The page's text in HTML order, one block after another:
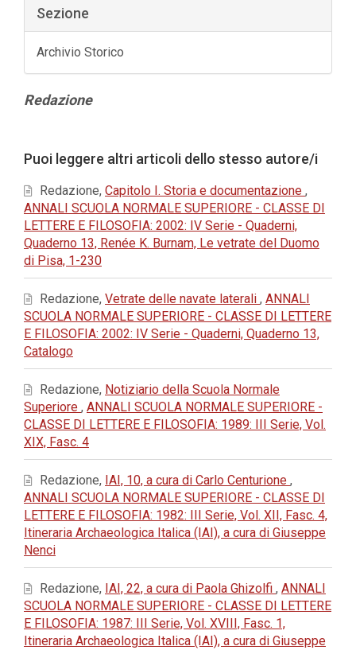
Sezione
Archivio Storico
Contenuto
Redazione
dell'articolo
Puoi leggere altri articoli dello stesso autore/i
Redazione, Capitolo I. Storia e documentazione ,
ANNALI SCUOLA NORMALE SUPERIORE - CLASSE DI
LETTERE E FILOSOFIA: 2002: IV Serie - Quaderni,
Quaderno 13, Renée K. Burnam, Le vetrate del Duomo
di Pisa, 1-230
Redazione, Vetrate delle navate laterali , ANNALI
SCUOLA NORMALE SUPERIORE - CLASSE DI LETTERE
E FILOSOFIA: 2002: IV Serie - Quaderni, Quaderno 13,
Catalogo
Redazione, Notiziario della Scuola Normale
Superiore , ANNALI SCUOLA NORMALE SUPERIORE -
CLASSE DI LETTERE E FILOSOFIA: 1989: III Serie, Vol.
XIX, Fasc. 4
Redazione, IAI, 10, a cura di Carlo Centurione ,
ANNALI SCUOLA NORMALE SUPERIORE - CLASSE DI
LETTERE E FILOSOFIA: 1982: III Serie, Vol. XII, Fasc. 4,
Itineraria Archaeologica Italica (IAI), a cura di Giuseppe
Nenci
Redazione, IAI, 22, a cura di Paola Ghizolfi , ANNALI
SCUOLA NORMALE SUPERIORE - CLASSE DI LETTERE
E FILOSOFIA: 1987: III Serie, Vol. XVIII, Fasc. 1,
Itineraria Archaeologica Italica (IAI), a cura di Giuseppe